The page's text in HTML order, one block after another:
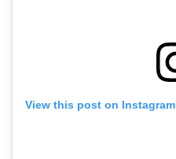
View this post on Instagram